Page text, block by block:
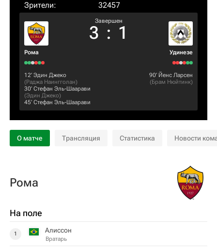
Зрители:
32457
Рома
Завершен
3 : 1
Удинезе
12‎’‎ Эдин Джеко
(Раджа Наингголан)
30‎’‎ Стефан Эль-Шаарави
(Эдин Джеко)
45‎’‎ Стефан Эль-Шаарави
90‎’‎ Йенс Ларсен
(Брам Нюйтинк)
О матче Трансляция Статистика Новости
Рома
На поле
1 Алиссон
Вратарь